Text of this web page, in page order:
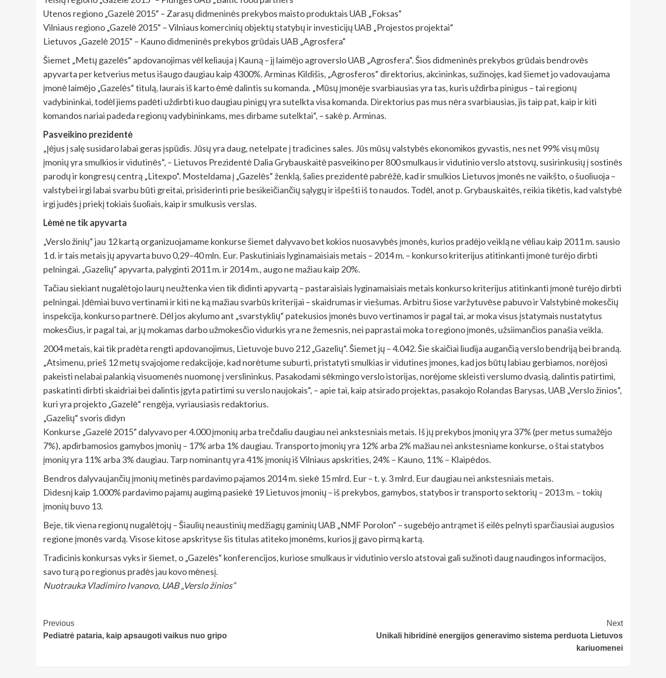
Utenos regiono „Gazelė 2015“ – Zarasų didmeninės prekybos maisto produktais UAB „Foksas“
Vilniaus regiono „Gazelė 2015“ – Vilniaus komercinių objektų statybų ir investicijų UAB „Projestos projektai“
Lietuvos „Gazelė 2015“ – Kauno didmeninės prekybos grūdais UAB „Agrosfera“
Šiemet „Metų gazelės“ apdovanojimas vėl keliauja į Kauną – jį laimėjo agroverslo UAB „Agrosfera“. Šios didmeninės prekybos grūdais bendrovės
apyvarta per ketverius metus išaugo daugiau kaip 4300%. Arminas Kildišis, „Agrosferos“ direktorius, akcininkas, sužinojęs, kad šiemet jo vadovaujama
įmonė laimėjo „Gazelės“ titulą, laurais iš karto ėmė dalintis su komanda. „Mūsų įmonėje svarbiausias yra tas, kuris uždirba pinigus – tai regionų
vadybininkai, todėl jiems padėti uždirbti kuo daugiau pinigų yra sutelkta visa komanda. Direktorius pas mus nėra svarbiausias, jis taip pat, kaip ir kiti
komandos nariai padeda regionų vadybininkams, mes dirbame sutelktai“, – sakė p. Arminas.
Pasveikino prezidentė
„Įėjus į salę susidaro labai geras įspūdis. Jūsų yra daug, netelpate į tradicines sales. Jūs mūsų valstybės ekonomikos gyvastis, nes net 99% visų mūsų
įmonių yra smulkios ir vidutinės“, – Lietuvos Prezidentė Dalia Grybauskaitė pasveikino per 800 smulkaus ir vidutinio verslo atstovų, susirinkusių į sostinės
parodų ir kongresų centrą „Litexpo“. Mosteldama į „Gazelės“ ženklą, šalies prezidentė pabrėžė, kad ir smulkios Lietuvos įmonės ne vaikšto, o šuoliuoja –
valstybei irgi labai svarbu būti greitai, prisiderinti prie besikeičiančių sąlygų ir išpešti iš to naudos. Todėl, anot p. Grybauskaitės, reikia tikėtis, kad valstybė
irgi judės į priekį tokiais šuoliais, kaip ir smulkusis verslas.
Lėmė ne tik apyvarta
„Verslo žinių“ jau 12 kartą organizuojamame konkurse šiemet dalyvavo bet kokios nuosavybės įmonės, kurios pradėjo veiklą ne vėliau kaip 2011 m. sausio
1 d. ir tais metais jų apyvarta buvo 0,29–40 mln. Eur. Paskutiniais lyginamaisiais metais – 2014 m. – konkurso kriterijus atitinkanti įmonė turėjo dirbti
pelningai. „Gazelių“ apyvarta, palyginti 2011 m. ir 2014 m., augo ne mažiau kaip 20%.
Tačiau siekiant nugalėtojo laurų neužtenka vien tik didinti apyvartą – pastaraisiais lyginamaisiais metais konkurso kriterijus atitinkanti įmonė turėjo dirbti
pelningai. Įdėmiai buvo vertinami ir kiti ne ką mažiau svarbūs kriterijai – skaidrumas ir viešumas. Arbitru šiose varžytuvėse pabuvo ir Valstybinė mokesčių
inspekcija, konkurso partnerė. Dėl jos akylumo ant „svarstyklių“ patekusios įmonės buvo vertinamos ir pagal tai, ar moka visus įstatymais nustatytus
mokesčius, ir pagal tai, ar jų mokamas darbo užmokesčio vidurkis yra ne žemesnis, nei paprastai moka to regiono įmonės, užsiimančios panašia veikla.
2004 metais, kai tik pradėta rengti apdovanojimus, Lietuvoje buvo 212 „Gazelių“. Šiemet jų – 4.042. Šie skaičiai liudija augančią verslo bendriją bei brandą.
„Atsimenu, prieš 12 metų svajojome redakcijoje, kad norėtume suburti, pristatyti smulkias ir vidutines įmones, kad jos būtų labiau gerbiamos, norėjosi
pakeisti nelabai palankią visuomenės nuomonę į verslininkus. Pasakodami sėkmingo verslo istorijas, norėjome skleisti verslumo dvasią, dalintis patirtimi,
paskatinti dirbti skaidriai bei dalintis įgyta patirtimi su verslo naujokais“, – apie tai, kaip atsirado projektas, pasakojo Rolandas Barysas, UAB „Verslo žinios“,
kuri yra projekto „Gazelė“ rengėja, vyriausiasis redaktorius.
„Gazelių“ svoris didyn
Konkurse „Gazelė 2015” dalyvavo per 4.000 įmonių arba trečdaliu daugiau nei ankstesniais metais. Iš jų prekybos įmonių yra 37% (per metus sumažėjo
7%), apdirbamosios gamybos įmonių – 17% arba 1% daugiau. Transporto įmonių yra 12% arba 2% mažiau nei ankstesniame konkurse, o štai statybos
įmonių yra 11% arba 3% daugiau. Tarp nominantų yra 41% įmonių iš Vilniaus apskrities, 24% – Kauno, 11% – Klaipėdos.
Bendros dalyvaujančių įmonių metinės pardavimo pajamos 2014 m. siekė 15 mlrd. Eur – t. y. 3 mlrd. Eur daugiau nei ankstesniais metais.
Didesnį kaip 1.000% pardavimo pajamų augimą pasiekė 19 Lietuvos įmonių – iš prekybos, gamybos, statybos ir transporto sektorių – 2013 m. – tokių
įmonių buvo 13.
Beje, tik viena regionų nugalėtojų – Šiaulių neaustinių medžiagų gaminių UAB „NMF Porolon“ – sugebėjo antrąmet iš eilės pelnyti sparčiausiai augusios
regione įmonės vardą. Visose kitose apskrityse šis titulas atiteko įmonėms, kurios jį gavo pirmą kartą.
Tradicinis konkursas vyks ir šiemet, o „Gazelės“ konferencijos, kuriose smulkaus ir vidutinio verslo atstovai gali sužinoti daug naudingos informacijos,
savo turą po regionus pradės jau kovo mėnesį.
Nuotrauka Vladimiro Ivanovo, UAB „Verslo žinios“
Post
Navigation
Previous
Pediatrė pataria, kaip apsaugoti vaikus nuo gripo
Next
Unikali hibridinė energijos generavimo sistema perduota Lietuvos
kariuomenei